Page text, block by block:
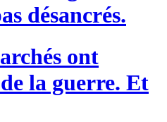
désancrés.
ont
la guerre. Et